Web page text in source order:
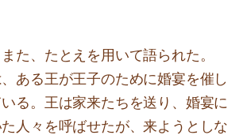
た、たとえを用いて語られた。
、ある王が王子のために婚宴を催し
る。王は家来たちを送り、婚宴に
人々を呼ばせたが、来ようとしな